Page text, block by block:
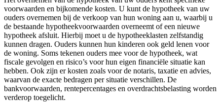
voorwaarden en bijkomende kosten. U kunt de hypotheek van uw
ouders overnemen bij de verkoop van hun woning aan u, waarbij u
de bestaande hypotheekvoorwaarden overneemt of een nieuwe
hypotheek afsluit. Hierbij moet u de hypotheeklasten zelfstandig
kunnen dragen. Ouders kunnen hun kinderen ook geld lenen voor
de woning. Soms tekenen ouders mee voor de hypotheek, wat
fiscale gevolgen en risico’s voor hun eigen financiële situatie kan
hebben. Ook zijn er kosten zoals voor de notaris, taxatie en advies,
waarvan de exacte bedragen per situatie verschillen. De
bankvoorwaarden, rentepercentages en overdrachtsbelasting worden
verderop toegelicht.